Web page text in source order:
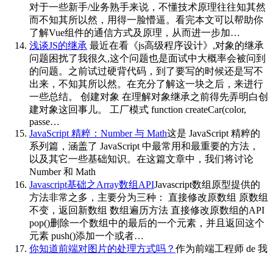
对于一些新手/业务熟手来说，不懂技术原理往往知其然
而不知其所以然，用得一脸懵逼。看完本文可以帮助你
了解Vue组件的通信方式及原理，从而进一步加…
浅谈JS的继承 最近在看《js高级程序设计》,对象的继承
问题困扰了我很久,这个问题也是面试中大概率会被问到
的问题。之前试过硬背代码，到了要写的时候还是写不
出来，不知其所以然。在充分了解这一块之后，来进行
一些总结。 创建对象 在理解对象继承之前得先弄明白创
建对象这回事儿。 工厂模式 function createCar(color,
passe…
JavaScript 精粹：Number 与 Math这是 JavaScript 精粹的
系列篇，涵盖了 JavaScript 中最常用和最重要的方法，
以及其它一些基础知识。在这篇文章中，我们将讨论
Number 和 Math
Javascript基础之Array数组APIJavascript数组原型提供的
方法非常之多，主要分为三种： 直接修改原数组 原数组
不变，返回新数组 数组遍历方法 直接修改原数组的API
pop()删除一个数组中的最后的一个元素，并且返回这个
元素 push()添加一个或者…
你知道前端对图片的处理方式吗？ 作为前端工程师 de 我